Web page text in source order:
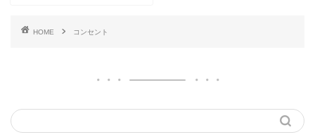
HOME コンセント